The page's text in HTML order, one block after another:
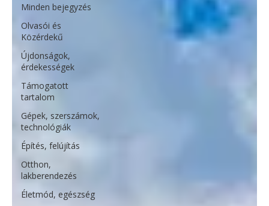
Minden bejegyzés
Olvasói és
Közérdekű
Újdonságok,
érdekességek
Támogatott
tartalom
Gépek, szerszámok,
technológiák
Építés, felújítás
Otthon,
lakberendezés
Életmód, egészség